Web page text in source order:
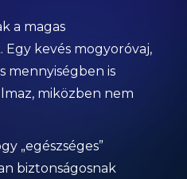
a magas
Egy kevés mogyoróvaj,
mennyiségben is
miközben nem
„egészséges”
biztonságosnak